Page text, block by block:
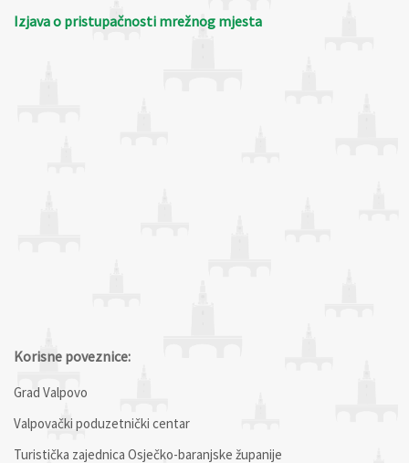
Izjava o pristupačnosti mrežnog mjesta
Korisne poveznice:
Grad Valpovo
Valpovački poduzetnički centar
Turistička zajednica Osječko-baranjske županije